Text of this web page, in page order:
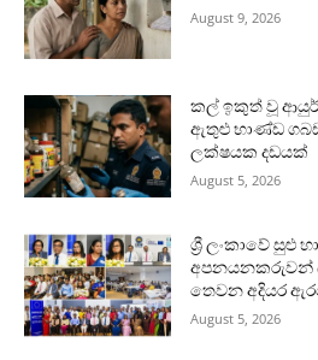
August 9, 2026
කල් ඉකුත් වූ
ඇතුළු භාණ්ඩ
ලක්ෂයක දඩයක්
August 5, 2026
ශ්‍රී ලංකාවේ සුළු
අපනයනකරුවන්
තෙවන අදියර
August 5, 2026